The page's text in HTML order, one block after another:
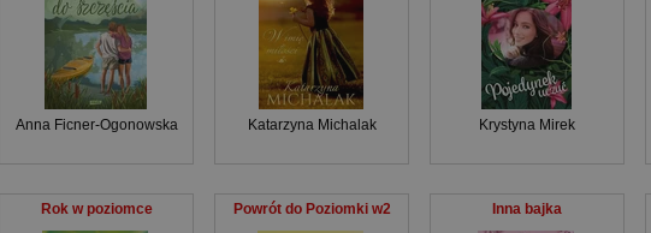
Anna Ficner-Ogonowska Katarzyna Michalak Krystyna Mirek
Rok w poziomce Powrót do Poziomki w2 Inna bajka